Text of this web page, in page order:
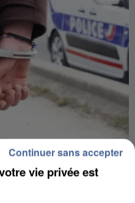
DZ MAFIA
vie privée est
Continuer sans accepter